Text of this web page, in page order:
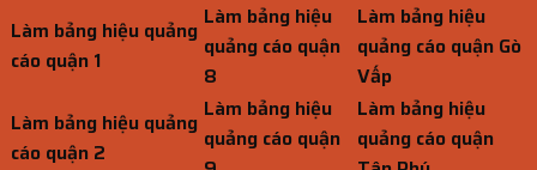
Làm bảng hiệu quảng
cáo quận 1
Làm bảng hiệu
quảng cáo quận
8
Làm bảng hiệu
quảng cáo quận Gò
Vấp
Làm bảng hiệu quảng
cáo quận 2
Làm bảng hiệu
quảng cáo quận
Làm bảng hiệu
quảng cáo quận